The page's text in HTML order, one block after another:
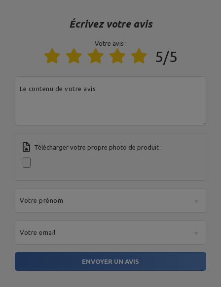
Entité responsable
Spółka Komandytowa
MARBO Ulikowski
Spółka Komandytowa
Pays:
Votre adresse e-
Adresse:
Code postal:
Starachowice
Écrivez votre avis
Votre avis :
5/5
Le contenu de votre avis
Télécharger votre propre photo de produit :
Votre prénom
Votre email
ENVOYER UN AVIS